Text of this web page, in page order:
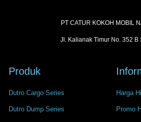
PT CATUR KOKOH MOBIL
Jl. Kalianak Timur No. 352 B
Produk
Dutro Cargo Series
Dutro Dump Series
Harga
Promo